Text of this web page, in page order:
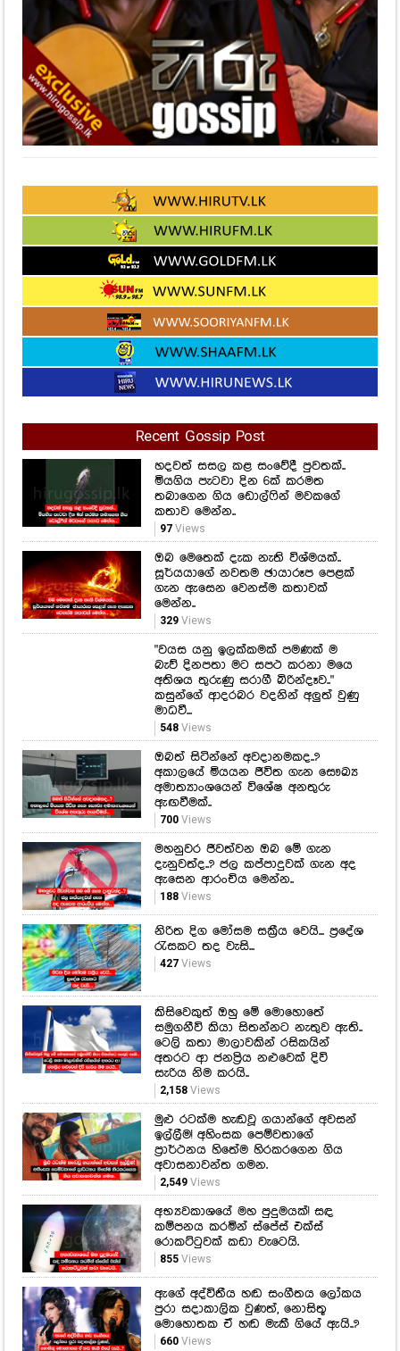
Recent Gossip Post
හදවත් සසල කළ සංවේදී පුවතක්..
මියගිය පැටවා දින 6ක් කරමත
තබාගෙන ගිය ඩොල්ෆින් මවකගේ
කතාව මෙන්න..
97Views
ඔබ මෙතෙක් දැක නැති විශ්මයක්..
සූර්යයාගේ නවතම ඡායාරූප පෙළක්
ගැන ඇසෙන වෙනස්ම කතාවක්
මෙන්න..
329Views
"වයස යනු ඉලක්කමක් පමණක් ම
බැව් දිනපතා මට සපථ කරනා මයෙ
අතිශය තුරුණු සරාගී බිරින්දෑව.."
කසුන්ගේ ආදරබර වදනින් අලුත් වුණු
මාධවී...
548Views
ඔබත් සිටින්නේ අවදානමකද..?
අකාලයේ මියයන ජීවිත ගැන සෞඛ්‍ය
අමාත්‍යාංශයෙන් විශේෂ අනතුරු
ඇඟවීමක්..
700Views
මහනුවර ජීවත්වන ඔබ මේ ගැන
දැනුවත්ද..? ජල කප්පාදුවක් ගැන අද
ඇසෙන ආරංචිය මෙන්න..
188Views
නිරිත දිග මෝසම සක්‍රීය වෙයි... ප්‍රදේශ
රැසකට තද වැසි...
427Views
කිසිවෙකුත් ඔහු මේ මොහොතේ
සමුගනීවි කියා සිතන්නට නැතුව ඇති..
ටෙලි කතා මාලාවකින් රසිකයින්
අතරට ආ ජනප්‍රිය නළුවෙක් දිවි
සැරිය නිම කරයි..
2,158Views
මුළු රටක්ම හැඬවූ ගයාන්ගේ අවසන්
ඉල්ලීම! අහිංසක පෙම්වතාගේ
ප්‍රාර්ථනය හිතේම හිරකරගෙන ගිය
අවාසනාවන්ත ගමන.
2,549Views
අභ්‍යවකාශයේ මහ පුදුමයක්! සඳ
කම්පනය කරමින් ස්පේස් එක්ස්
රොකට්ටුවක් කඩා වැටෙයි.
855Views
ඇගේ අද්විතීය හඬ සංගීතය ලෝකය
පුරා සදාකාලික වුණත්, නොසිතූ
මොහොතක ඒ හඬ මැකී ගියේ ඇයි..?
660Views